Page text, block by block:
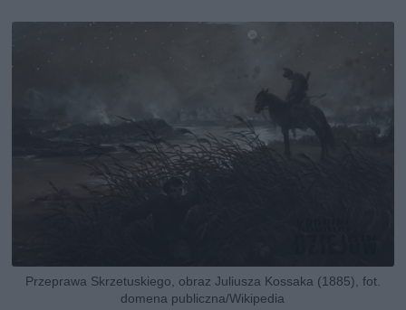
Przeprawa Skrzetuskiego, obraz Juliusza Kossaka (1885), fot.
domena publiczna/Wikipedia